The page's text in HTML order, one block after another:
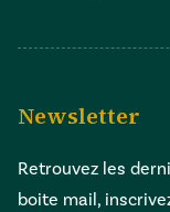
Newsletter
Retrouvez les
boite mail,